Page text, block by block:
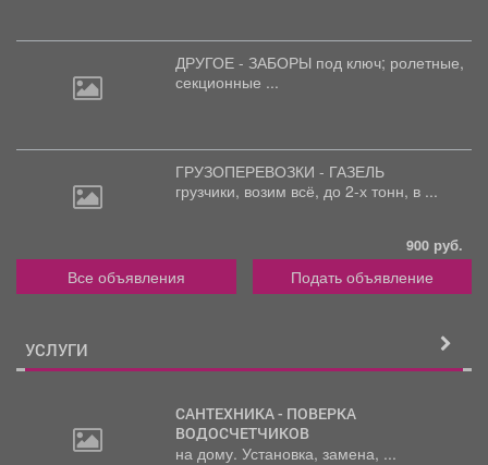
ДРУГОЕ - ЗАБОРЫ под ключ; ролетные,
секционные ...
ГРУЗОПЕРЕВОЗКИ - ГАЗЕЛЬ
грузчики, возим всё, до 2-х тонн, в ...
900 руб.
Все объявления Подать объявление
УСЛУГИ
САНТЕХНИКА - ПОВЕРКА
ВОДОСЧЕТЧИКОВ
на дому. Установка, замена, ...